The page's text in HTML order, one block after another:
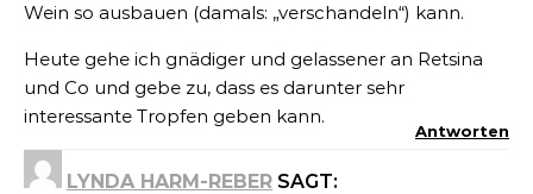
Wein so ausbauen (damals: „verschandeln“) kann.
Heute gehe ich gnädiger und gelassener an Retsina
und Co und gebe zu, dass es darunter sehr
interessante Tropfen geben kann.
Antworten
LYNDA HARM-REBER SAGT: